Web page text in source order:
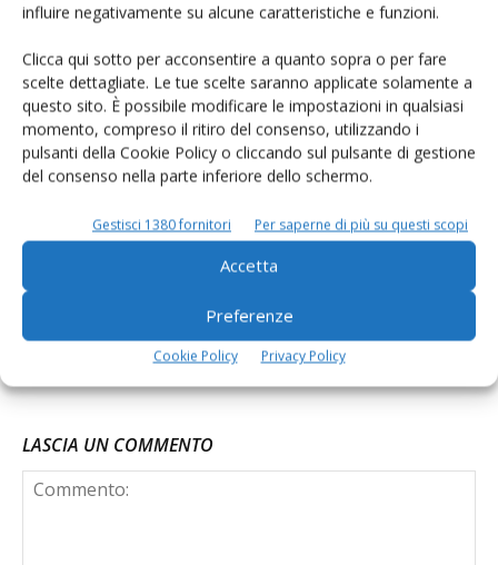
influire negativamente su alcune caratteristiche e funzioni.
Clicca qui sotto per acconsentire a quanto sopra o per fare
scelte dettagliate. Le tue scelte saranno applicate solamente a
questo sito. È possibile modificare le impostazioni in qualsiasi
momento, compreso il ritiro del consenso, utilizzando i
pulsanti della Cookie Policy o cliccando sul pulsante di gestione
del consenso nella parte inferiore dello schermo.
Gestisci 1380 fornitori Per saperne di più su questi scopi
Accetta
Preferenze
Cookie Policy Privacy Policy
Bresciangrana ferma il ritiro del latte e
la produzione fino al 31 agosto
Martino Cassandro entra nel Board di
Icar
Ettore Prandini eletto nuovo presidente
LASCIA UN COMMENTO